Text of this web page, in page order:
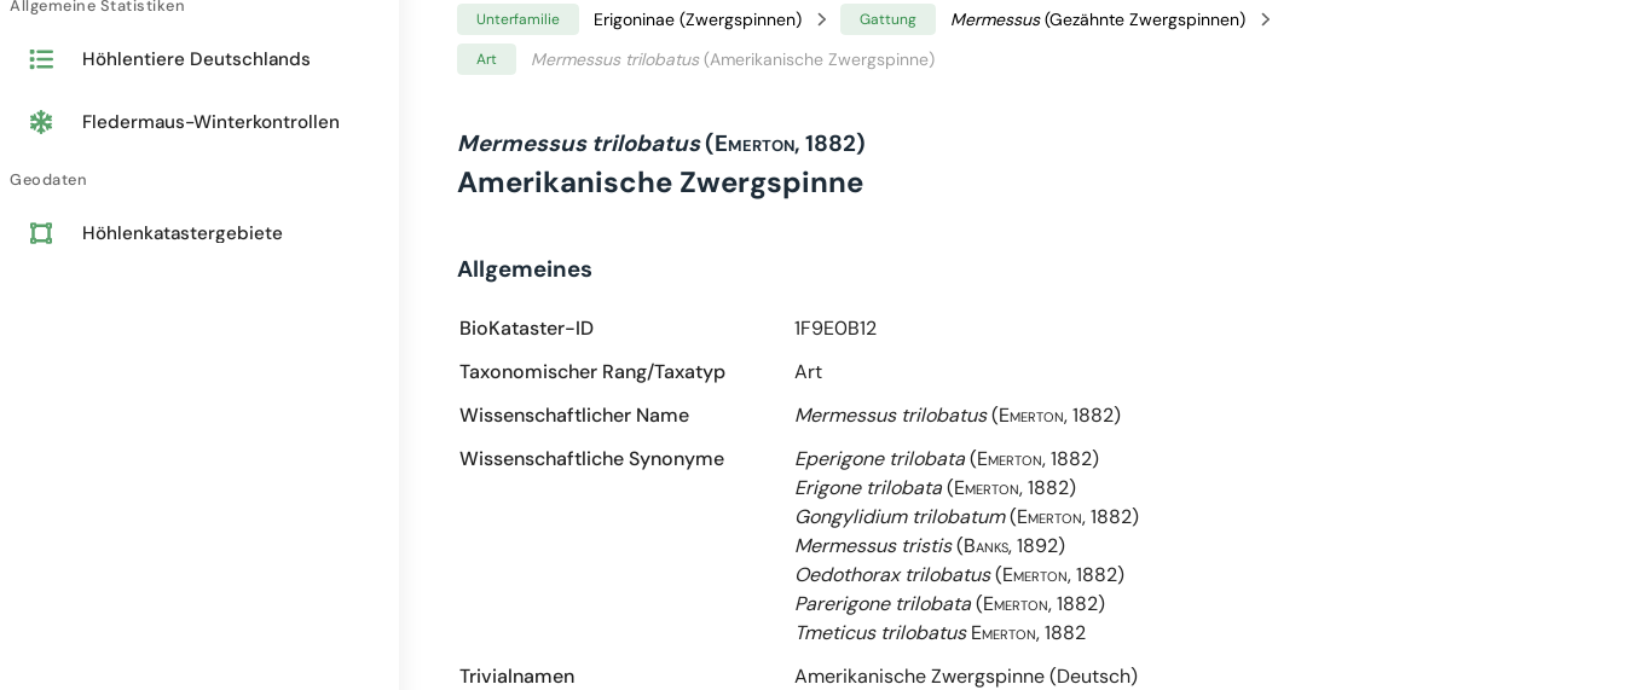
Allgemeine Statistiken
Höhlentiere Deutschlands
Fledermaus-Winterkontrollen
Geodaten
Höhlenkatastergebiete
Unterfamilie Erigoninae (Zwergspinnen) Gattung Mermessus(Gezähnte Zwergspinnen)
Art Mermessus trilobatus(Amerikanische Zwergspinne)
Mermessus trilobatus(Emerton, 1882)
Amerikanische Zwergspinne
Allgemeines
BioKataster-ID
1F9E0B12
Taxonomischer Rang/Taxatyp
Art
Wissenschaftlicher Name
Mermessus trilobatus(Emerton, 1882)
Wissenschaftliche Synonyme
Eperigone trilobata(Emerton, 1882)
Erigone trilobata(Emerton, 1882)
Gongylidium trilobatum(Emerton, 1882)
Mermessus tristis(Banks, 1892)
Oedothorax trilobatus(Emerton, 1882)
Parerigone trilobata(Emerton, 1882)
Tmeticus trilobatus Emerton, 1882
Trivialnamen
Amerikanische Zwergspinne (Deutsch)